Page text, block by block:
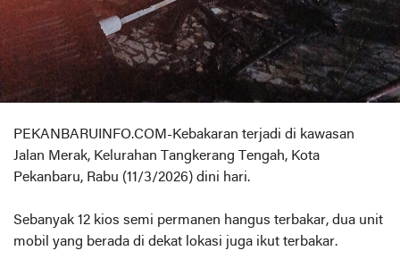
PEKANBARUINFO.COM-Kebakaran terjadi di kawasan
Jalan Merak, Kelurahan Tangkerang Tengah, Kota
Pekanbaru, Rabu (11/3/2026) dini hari.
Sebanyak 12 kios semi permanen hangus terbakar, dua unit
mobil yang berada di dekat lokasi juga ikut terbakar.